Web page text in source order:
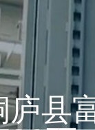
庐县